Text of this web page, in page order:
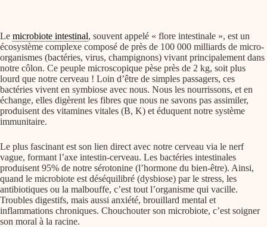
Le microbiote intestinal, souvent appelé « flore intestinale », est un
écosystème complexe composé de près de 100 000 milliards de micro-
organismes (bactéries, virus, champignons) vivant principalement dans
notre côlon. Ce peuple microscopique pèse près de 2 kg, soit plus
lourd que notre cerveau ! Loin d’être de simples passagers, ces
bactéries vivent en symbiose avec nous. Nous les nourrissons, et en
échange, elles digèrent les fibres que nous ne savons pas assimiler,
produisent des vitamines vitales (B, K) et éduquent notre système
immunitaire.
Le plus fascinant est son lien direct avec notre cerveau via le nerf
vague, formant l’axe intestin-cerveau. Les bactéries intestinales
produisent 95% de notre sérotonine (l’hormone du bien-être). Ainsi,
quand le microbiote est déséquilibré (dysbiose) par le stress, les
antibiotiques ou la malbouffe, c’est tout l’organisme qui vacille.
Troubles digestifs, mais aussi anxiété, brouillard mental et
inflammations chroniques. Chouchouter son microbiote, c’est soigner
son moral à la racine.